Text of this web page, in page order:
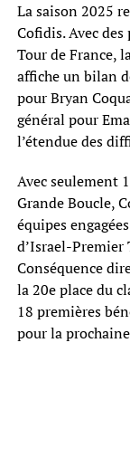
La saison 2025
Cofidis. Avec
Tour de France,
affiche un bilan
pour Bryan
général pour
l’étendue des
Avec seulement
Grande Boucle,
équipes
d’Israel-Premier
Conséquence
la 20e place du
18 premières
pour la